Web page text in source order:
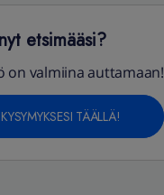
etsimääsi?
on valmiina auttamaan!
TÄÄLLÄ!